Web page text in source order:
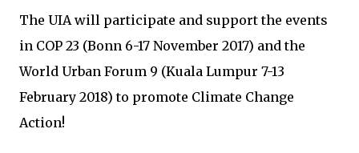
The UIA will participate and support the events
in COP 23 (Bonn 6-17 November 2017) and the
World Urban Forum 9 (Kuala Lumpur 7-13
February 2018) to promote Climate Change
Action!